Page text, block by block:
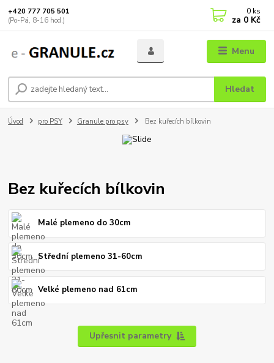
Menu
Hledat
+420 777 705 501
(Po-Pá, 8-16 hod.)
0 ks
za 0 Kč
Úvod pro PSY Granule pro psy Bez kuřecích bílkovin
Bez kuřecích bílkovin
Malé plemeno do 30cm
Střední plemeno 31-60cm
Velké plemeno nad 61cm
Upřesnit parametry